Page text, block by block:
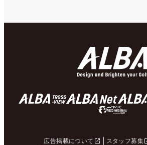
広告掲載について スタッフ募集